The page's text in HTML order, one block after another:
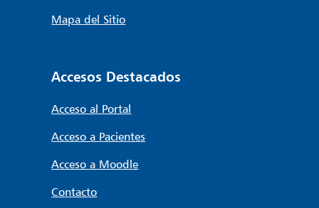
Mapa del Sitio
Accesos Destacados
Acceso al Portal
Acceso a Pacientes
Acceso a Moodle
Contacto